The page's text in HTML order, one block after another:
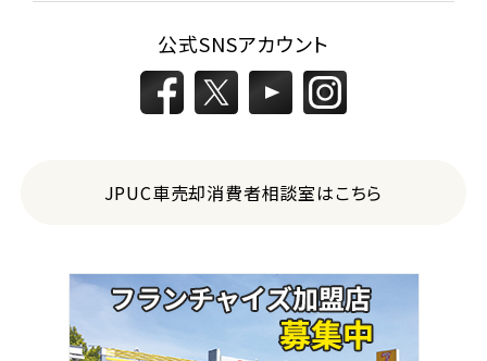
公式SNSアカウント
JPUC車売却消費者相談室はこちら